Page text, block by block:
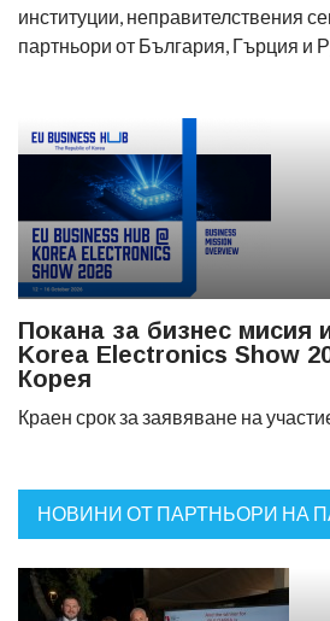
институции, неправителствения
партньори от България, Гърция и
Покана за бизнес мисия
Korea Electronics Show
Корея
Краен срок за заявяване на
НОВИНИ ОТ ПАРТНЬОРИ НА